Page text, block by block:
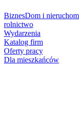
BiznesDom i
rolnictwo
Wydarzenia
Katalog firm
Oferty pracy
Dla mieszkańców